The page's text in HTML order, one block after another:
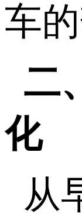
车
二
化
从